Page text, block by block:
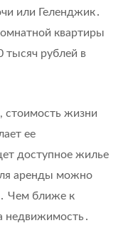
или Геленджик․
квартиры
тысяч рублей в
стоимость жизни
ее
доступное жилье
аренды можно
Чем ближе к